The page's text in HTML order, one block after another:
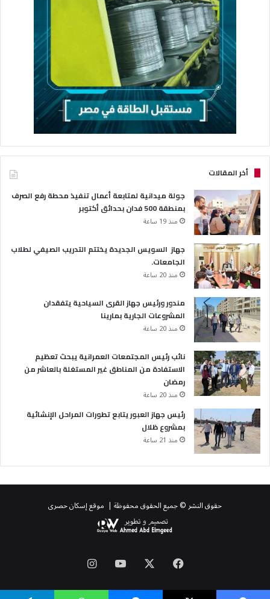
أخر المقالات
جولة ميدانية لمتابعة أعمال تنفيذ محطة رفع الصرف
بمنطقة 500 فدان بحدائق أكتوبر
منذ 19 ساعة
جهاز السويس الجديدة يختتم التدريب الصيفي لطلاب
الجامعات.
منذ 20 ساعة
مندور ورئيس جهاز القرى السياحية يتفقدان
المشروعات الجارية بمارينا
منذ 20 ساعة
نائب رئيس المجتمعات العمرانية يبحث تعظيم
الاستفادة من المناطق غير المستغلة بالعاشر من
رمضان
منذ 20 ساعة
رئيس جهاز العبور يتابع تطورات المراحل الإنشائية
بمشروع ظلال
منذ 21 ساعة
حقوق النشر © جميع الحقوق محفوظة | موقع إسكان حصرى
فيسبوك ‫YouTube